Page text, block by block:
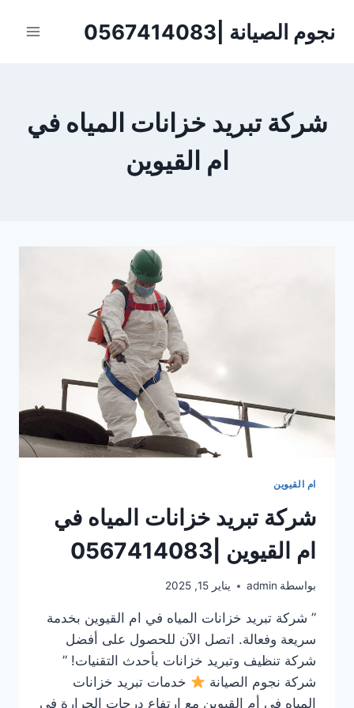
نجوم الصيانة |0567414083
شركة تبريد خزانات المياه في
ام القيوين
ام القيوين
شركة تبريد خزانات المياه في
ام القيوين |0567414083
بواسطة admin يناير 15, 2025
” شركة تبريد خزانات المياه في ام القيوين بخدمة
سريعة وفعالة. اتصل الآن للحصول على أفضل
شركة تنظيف وتبريد خزانات بأحدث التقنيات! ”
شركة نجوم الصيانة
خدمات تبريد خزانات
المياه في أم القيوين مع ارتفاع درجات الحرارة في